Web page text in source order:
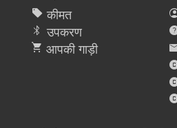
sell कीमत
bluetooth उपकरण
shopping_cart आपकी गाड़ी